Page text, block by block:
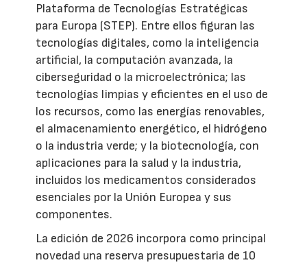
Plataforma de Tecnologías Estratégicas
para Europa (STEP). Entre ellos figuran las
tecnologías digitales, como la inteligencia
artificial, la computación avanzada, la
ciberseguridad o la microelectrónica; las
tecnologías limpias y eficientes en el uso de
los recursos, como las energías renovables,
el almacenamiento energético, el hidrógeno
o la industria verde; y la biotecnología, con
aplicaciones para la salud y la industria,
incluidos los medicamentos considerados
esenciales por la Unión Europea y sus
componentes.
La edición de 2026 incorpora como principal
novedad una reserva presupuestaria de 10